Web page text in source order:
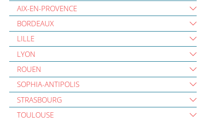
AIX-EN-PROVENCE
BORDEAUX
LILLE
LYON
ROUEN
SOPHIA-ANTIPOLIS
STRASBOURG
TOULOUSE